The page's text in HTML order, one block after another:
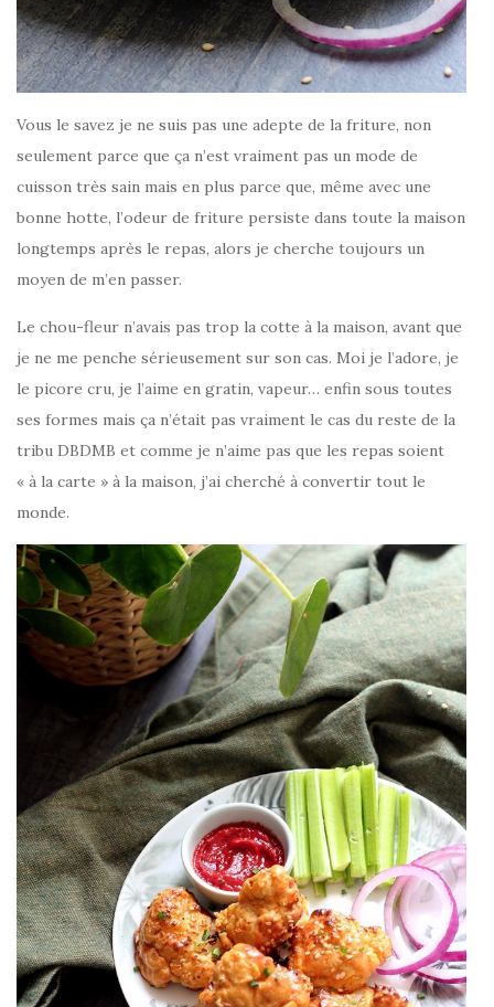
Vous le savez je ne suis pas une adepte de la friture, non
seulement parce que ça n’est vraiment pas un mode de
cuisson très sain mais en plus parce que, même avec une
bonne hotte, l’odeur de friture persiste dans toute la maison
longtemps après le repas, alors je cherche toujours un
moyen de m’en passer.
Le chou-fleur n’avais pas trop la cotte à la maison, avant que
je ne me penche sérieusement sur son cas. Moi je l’adore, je
le picore cru, je l’aime en gratin, vapeur… enfin sous toutes
ses formes mais ça n’était pas vraiment le cas du reste de la
tribu DBDMB et comme je n’aime pas que les repas soient
« à la carte » à la maison, j’ai cherché à convertir tout le
monde.